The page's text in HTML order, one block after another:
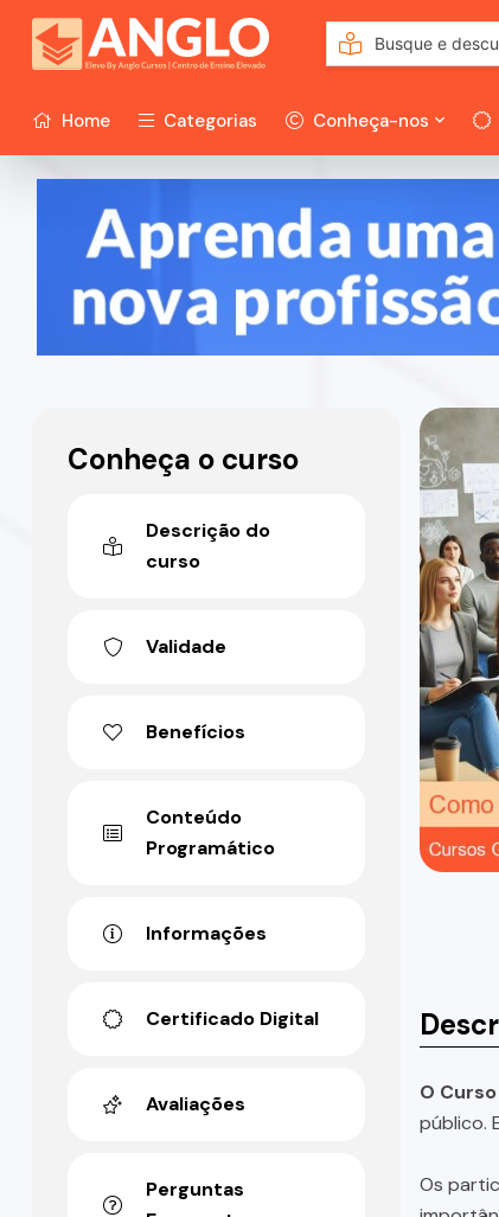
Home Categorias Conheça-nos
O
público.
Os
Conheça o curso
Descrição do
curso
Validade
Benefícios
Conteúdo
Programático
Informações
Certificado Digital
Avaliações
Perguntas